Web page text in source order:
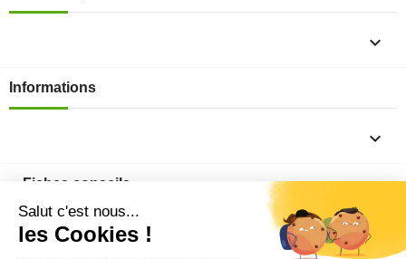

Informations

Fiches conseils
